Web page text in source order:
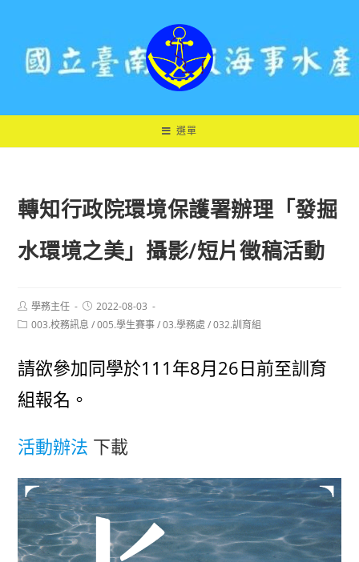
選單
轉知行政院環境保護署辦理「發掘
水環境之美」攝影/短片徵稿活動
Post
author:
學務主任
Post
published:
2022-08-03
Post003.校務訊息 / 005.學生賽事 / 03.學務處 / 032.訓育組
請欲參加同學於111年8月26日前至訓育
組報名。
活動辦法 下載